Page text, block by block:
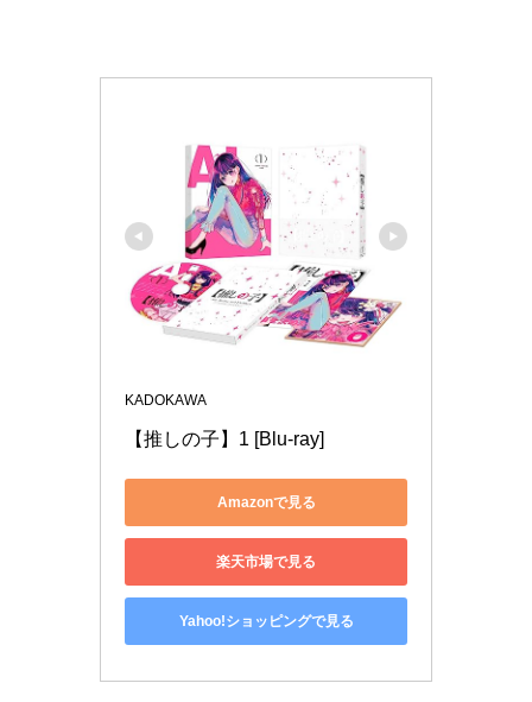
KADOKAWA
【推しの子】1 [Blu-ray]
Amazonで見る
楽天市場で見る
Yahoo!ショッピングで見る